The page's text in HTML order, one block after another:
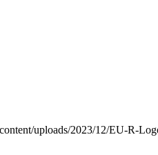
uploads/2023/12/EU-R-